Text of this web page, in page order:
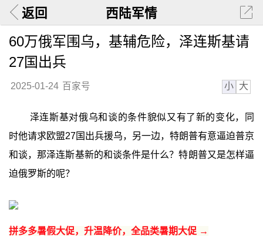
返回 西陆军情
60万俄军围乌，基辅危险，泽连斯基请
27国出兵
2025-01-24 百家号 小 大
泽连斯基对俄乌和谈的条件貌似又有了新的变化，同
时他请求欧盟27国出兵援乌，另一边，特朗普有意逼迫普京
和谈，那泽连斯基新的和谈条件是什么？特朗普又是怎样逼
迫俄罗斯的呢？
拼多多暑假大促，升温降价，全品类暑期大促 →